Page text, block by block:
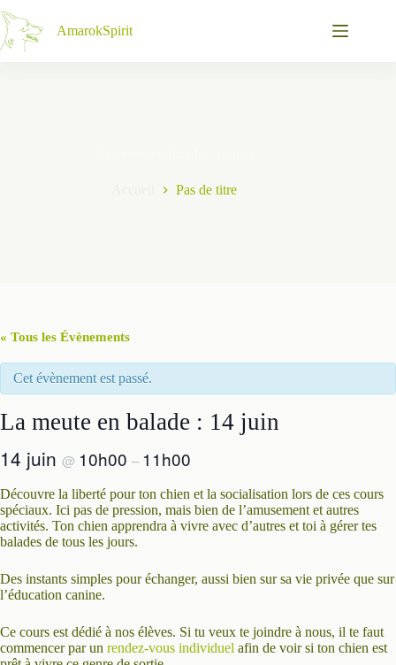
au
contenu
AmarokSpirit
Pas de titre
« Tous les Évènements
Cet évènement est passé.
La meute en balade : 14 juin
14 juin @ 10h00 – 11h00
Découvre la liberté pour ton chien et la socialisation lors de ces cours
spéciaux. Ici pas de pression, mais bien de l’amusement et autres
activités. Ton chien apprendra à vivre avec d’autres et toi à gérer tes
balades de tous les jours.
Des instants simples pour échanger, aussi bien sur sa vie privée que sur
l’éducation canine.
Ce cours est dédié à nos élèves. Si tu veux te joindre à nous, il te faut
commencer par un rendez-vous individuel afin de voir si ton chien est